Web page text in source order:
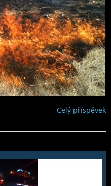
Celý příspěvek